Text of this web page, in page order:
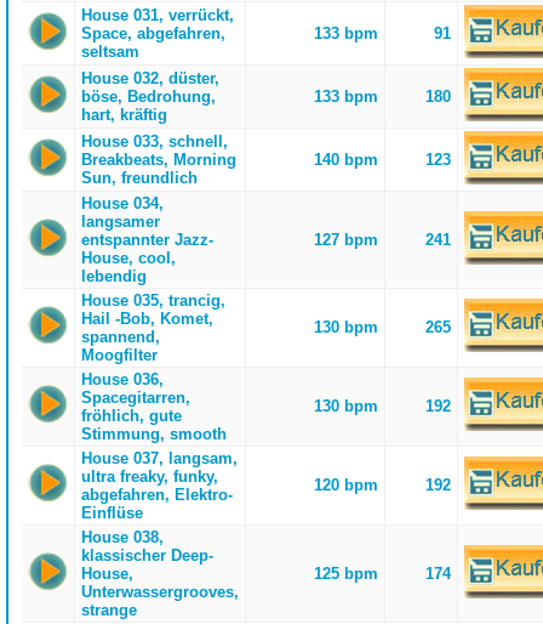
House 031, verrückt,
Space, abgefahren,
seltsam
133 bpm 91
House 032, düster,
böse, Bedrohung,
hart, kräftig
133 bpm 180
House 033, schnell,
Breakbeats, Morning
Sun, freundlich
140 bpm 123
House 034,
langsamer
entspannter Jazz-
House, cool,
lebendig
127 bpm 241
House 035, trancig,
Hail -Bob, Komet,
spannend,
Moogfilter
130 bpm 265
House 036,
Spacegitarren,
fröhlich, gute
Stimmung, smooth
130 bpm 192
House 037, langsam,
ultra freaky, funky,
abgefahren, Elektro-
Einflüse
120 bpm 192
House 038,
klassischer Deep-
House,
Unterwassergrooves,
strange
125 bpm 174